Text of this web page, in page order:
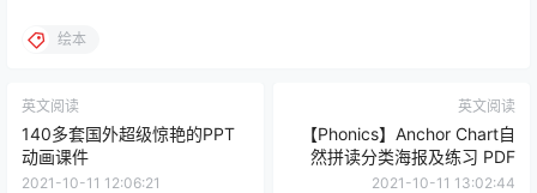
绘本
英文阅读
140多套国外超级惊艳的PPT
动画课件
2021-10-11 12:06:21
英文阅读
【Phonics】Anchor Chart自
然拼读分类海报及练习 PDF
2021-10-11 13:02:44